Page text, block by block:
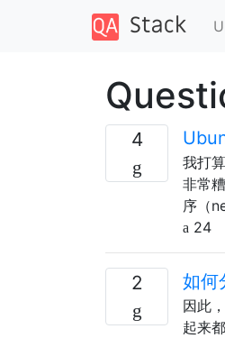
4
我打
非常
序（
24
2 如何
因此
起来